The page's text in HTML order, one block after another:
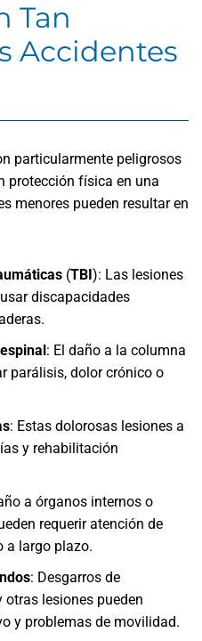
Tan
Accidentes
particularmente peligrosos
protección física en una
menores pueden resultar en
(TBI): Las lesiones
discapacidades
: El daño a la columna
parálisis, dolor crónico o
: Estas dolorosas lesiones a
y rehabilitación
a órganos internos o
requerir atención de
a largo plazo.
: Desgarros de
otras lesiones pueden
y problemas de movilidad.